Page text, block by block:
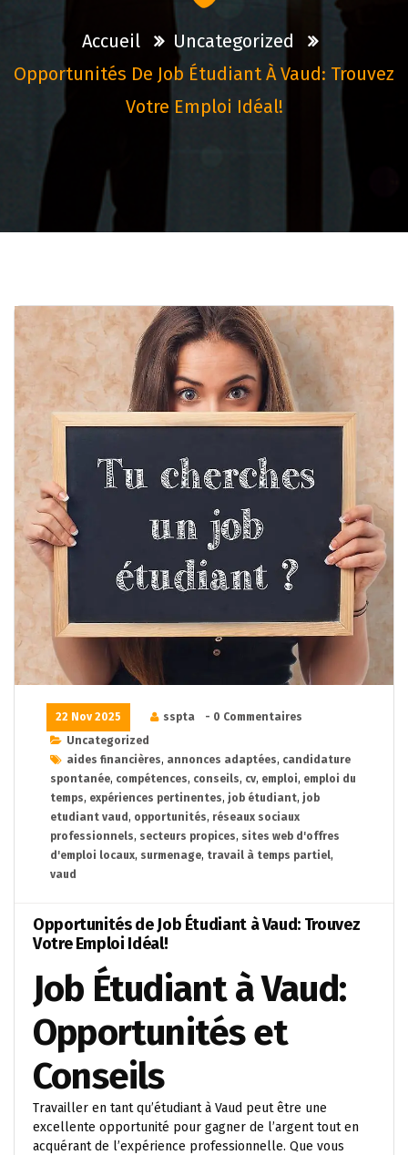
Accueil
Uncategorized
Opportunités De Job Étudiant À Vaud: Trouvez
Votre Emploi Idéal!
22 Nov 2025 sspta
- 0 Commentaires
Uncategorized
aides financières, annonces adaptées, candidature
spontanée, compétences, conseils, cv, emploi, emploi du
temps, expériences pertinentes, job étudiant, job
etudiant vaud , opportunités, réseaux sociaux
professionnels, secteurs propices, sites web d'offres
d'emploi locaux, surmenage, travail à temps partiel,
vaud
Opportunités de Job Étudiant à Vaud: Trouvez
Votre Emploi Idéal!
Job Étudiant à Vaud:
Opportunités et
Conseils
Travailler en tant qu’étudiant à Vaud peut être une
excellente opportunité pour gagner de l’argent tout en
acquérant de l’expérience professionnelle. Que vous